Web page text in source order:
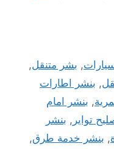
, بشر متنقل,
, بنشر اطارات
, بنشر امام
تواير , بنشر
, بنشر خدمة طرق,